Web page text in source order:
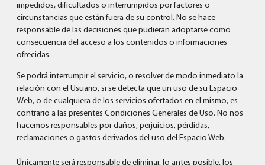
impedidos, dificultados o interrumpidos por factores o
circunstancias que están fuera de su control. No se hace
responsable de las decisiones que pudieran adoptarse como
consecuencia del acceso a los contenidos o informaciones
ofrecidas.
Se podrá interrumpir el servicio, o resolver de modo inmediato la
relación con el Usuario, si se detecta que un uso de su Espacio
Web, o de cualquiera de los servicios ofertados en el mismo, es
contrario a las presentes Condiciones Generales de Uso. No nos
hacemos responsables por daños, perjuicios, pérdidas,
reclamaciones o gastos derivados del uso del Espacio Web.
Únicamente será responsable de eliminar, lo antes posible, los